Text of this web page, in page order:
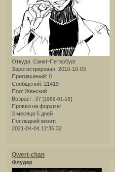
Откуда: Санкт-Петербург
Зарегистрирован: 2010-10-03
Приглашений: 0
Сообщений: 21419
Пол: Женский
Возраст: 37 [1989-01-18]
Провел на форуме:
3 месяца 5 дней
Последний визит:
2021-04-04 12:35:32
Qwert-chan
Флудер